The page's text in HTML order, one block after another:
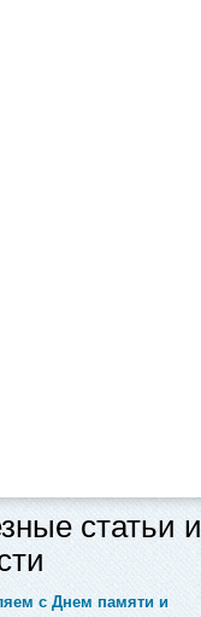
статьи и
с Днем памяти и